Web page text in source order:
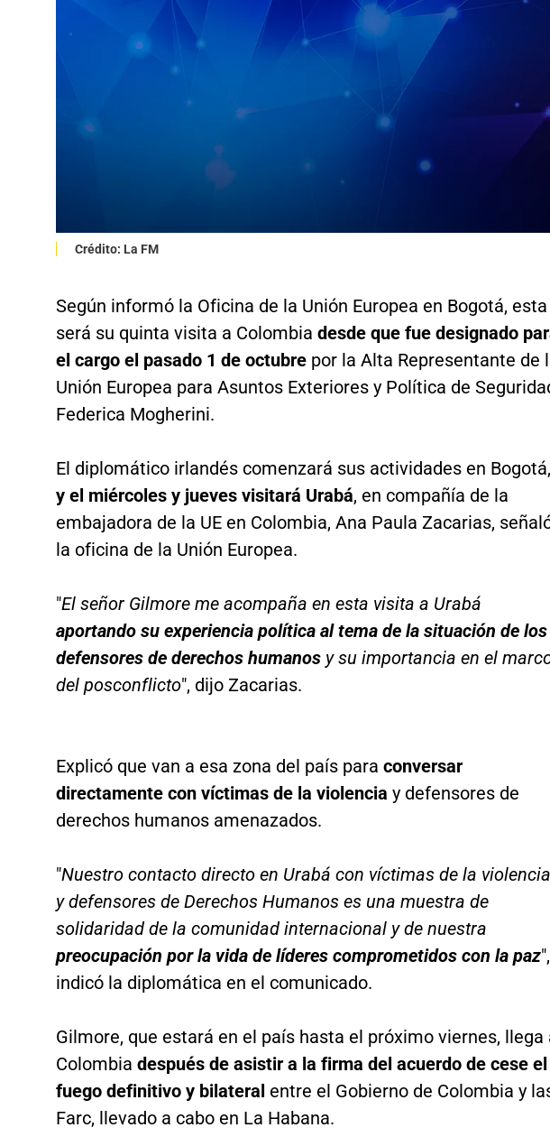
Crédito: La FM
Según informó la Oficina de la Unión Europea en Bogotá, esta
será su quinta visita a Colombia desde que fue designado
el cargo el pasado 1 de octubrepor la Alta Representante de
Unión Europea para Asuntos Exteriores y Política de
Federica Mogherini.
El diplomático irlandés comenzará sus actividades en Bogotá,
y el miércoles y jueves visitará Urabá, en compañía de la
embajadora de la UE en Colombia, Ana Paula Zacarias,
la oficina de la Unión Europea.
"El señor Gilmore me acompaña en esta visita a Urabá
aportando su experiencia política al tema de la situación de los
defensores de derechos humanosy su importancia en el
del posconflicto", dijo Zacarias.
Explicó que van a esa zona del país para conversar
directamente con víctimas de la violencia y defensores de
derechos humanos amenazados.
"Nuestro contacto directo en Urabá con víctimas de la violencia
y defensores de Derechos Humanos es una muestra de
solidaridad de la comunidad internacional y de nuestra
preocupación por la vida de líderes comprometidos con la paz",
indicó la diplomática en el comunicado.
Gilmore, que estará en el país hasta el próximo viernes, llega
Colombia después de asistir a la firma del acuerdo de cese el
fuego definitivo y bilateral entre el Gobierno de Colombia y
Farc, llevado a cabo en La Habana.